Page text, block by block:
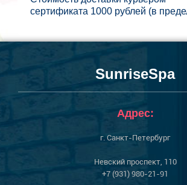
сертификата 1000 рублей (в
SunriseSpa
Адрес:
г. Санкт-Петербург
Невский проспект, 110
+7 (931) 980-21-91